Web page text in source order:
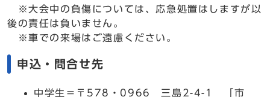
※大会中の負傷については、応急処置はしますが以
後の責任は負いません。
※車での来場はご遠慮ください。
申込・問合せ先
中学生＝〒578・0966 三島2-4-1 「市